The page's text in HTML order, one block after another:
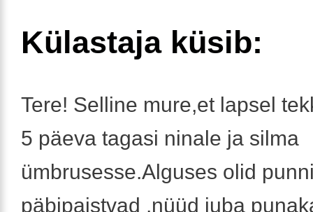
Külastaja küsib:
Tere! Selline mure,et lapsel
5 päeva tagasi ninale ja silma
ümbrusesse.Alguses olid
päbipaistvad ,nüüd juba